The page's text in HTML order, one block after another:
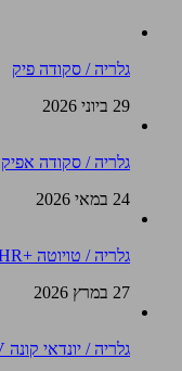
גלריה / סקודה פיק
29 ביוני 2026
גלריה / סקודה אפיק
24 במאי 2026
גלריה / טויוטה +C-HR חשמלית
27 במרץ 2026
גלריה / יונדאי קונה BEV